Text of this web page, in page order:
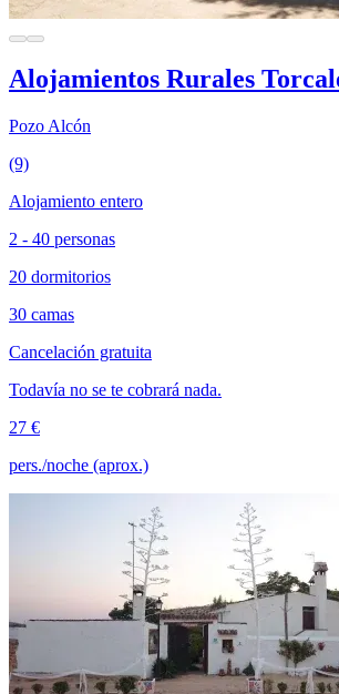
Alojamientos Rurales
Pozo Alcón
(9)
Alojamiento entero
2 - 40 personas
20 dormitorios
30 camas
Cancelación gratuita
Todavía no se te cobrará nada.
27 €
pers./noche (aprox.)